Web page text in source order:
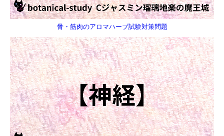
骨・筋肉のアロマハーブ試験対策問題